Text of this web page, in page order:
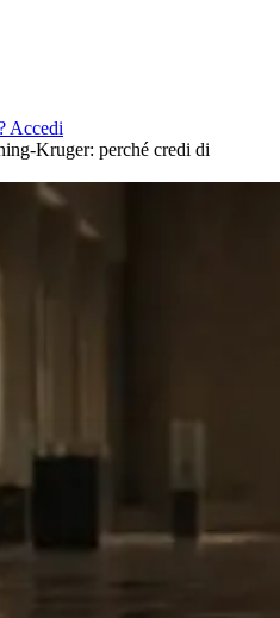
Accedi
Kruger: perché credi di